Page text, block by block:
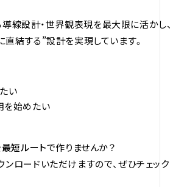
線設計・世界観表現を最大限に活かし、
結する”設計を実現しています。
い
を始めたい
最短ルートで作りませんか？
ロードいただけますので、ぜひチェック